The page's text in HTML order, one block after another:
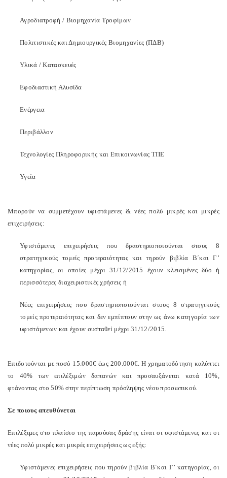
Αγροδιατροφή / Βιομηχανία Τροφίμων
Πολιτιστικές και Δημιουργικές Βιομηχανίες (ΠΔΒ)
Υλικά / Κατασκευές
Εφοδιαστική Αλυσίδα
Ενέργεια
Περιβάλλον
Τεχνολογίες Πληροφορικής και Επικοινωνίας ΤΠΕ
Υγεία
Μπορούν να συμμετέχουν υφιστάμενες & νέες πολύ μικρές και μικρές
επιχειρήσεις:
Υφιστάμενες επιχειρήσεις που δραστηριοποιούνται στους 8
στρατηγικούς τομείς προτεραιότητας και τηρούν βιβλία Β΄και Γ’
κατηγορίας, οι οποίες μέχρι 31/12/2015 έχουν κλεισμένες δύο ή
περισσότερες διαχειριστικές χρήσεις ή
Νέες επιχειρήσεις που δραστηριοποιούνται στους 8 στρατηγικούς
τομείς προτεραιότητας και δεν εμπίπτουν στην ως άνω κατηγορία των
υφιστάμενων και έχουν συσταθεί μέχρι 31/12/2015.
Επιδοτούνται με ποσό 15.000€ έως 200.000€. Η χρηματοδότηση καλύπτει
το 40% των επιλέξιμών δαπανών και προσαυξάνεται κατά 10%,
φτάνοντας στο 50% στην περίπτωση πρόσληψης νέου προσωπικού.
Σε ποιους απευθύνεται
Επιλέξιμες στο πλαίσιο της παρούσας δράσης είναι οι υφιστάμενες και οι
νέες πολύ μικρές και μικρές επιχειρήσεις ως εξής:
Υφιστάμενες επιχειρήσεις που τηρούν βιβλία Β΄και Γ’ κατηγορίας, οι